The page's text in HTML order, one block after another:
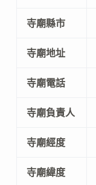
寺廟縣市
寺廟地址
寺廟電話
寺廟負責人
寺廟經度
寺廟緯度